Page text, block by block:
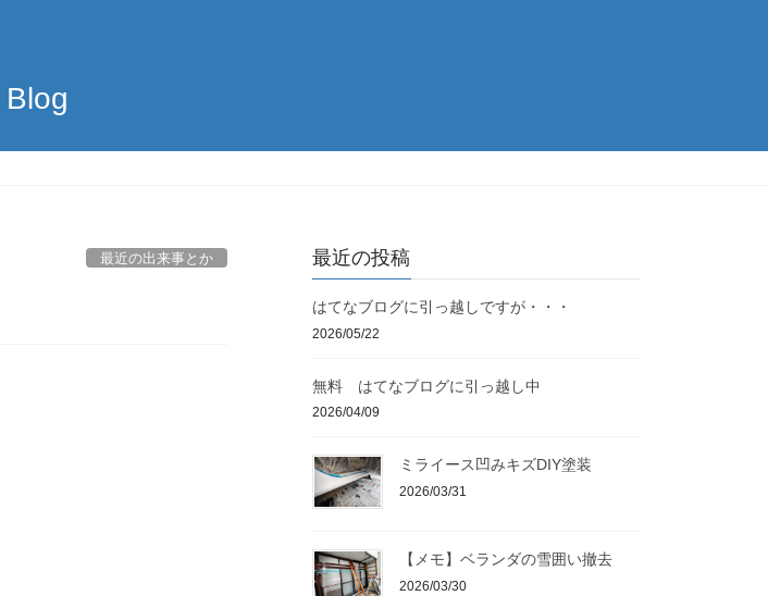
Blog
最近の出来事とか 最近の投稿
はてなブログに引っ越しですが・・・
2026/05/22
無料 はてなブログに引っ越し中
2026/04/09
ミライース凹みキズDIY塗装
2026/03/31
【メモ】ベランダの雪囲い撤去
2026/03/30